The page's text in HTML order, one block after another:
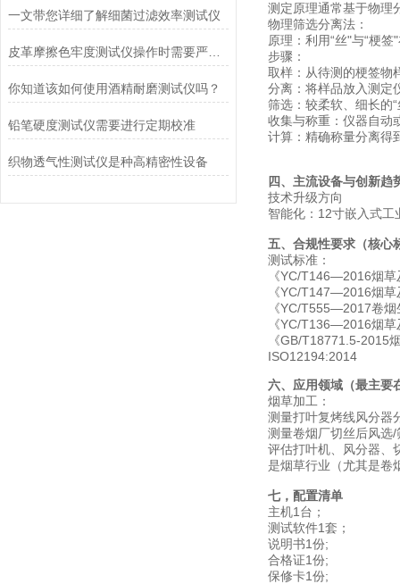
一文带您详细了解细菌过滤效率测试仪
皮革摩擦色牢度测试仪操作时需要严格遵循规程
你知道该如何使用酒精耐磨测试仪吗？
铅笔硬度测试仪需要进行定期校准
织物透气性测试仪是种高精密性设备
测定原理通常基于物理
‌物理筛选分离法：‌
原理：‌利用“丝"与“梗
‌步骤：‌
取样：‌从待测的梗签物
分离：‌将样品放入测定
筛选：‌较柔软、细长的
收集与称重：‌仪器自动
计算：‌精确称量分离得
四、主流设备与创新趋
‌技术升级方向‌
智能化‌：12寸嵌入式
五、合规性要求（核心
测试标准：
《YC/T146—2016烟
《YC/T147—2016烟
《YC/T555—2017卷
《YC/T136—2016烟
《GB/T18771.5-2015
‌ISO12194:2014
六、应用领域（最主要
‌烟草加工：‌
测量打叶复烤线风分器
测量卷烟厂切丝后风选
评估打叶机、风分器、
是烟草行业（尤其是卷
七，配置清单
主机1台；
测试软件1套；
说明书1份;
合格证1份;
保修卡1份;